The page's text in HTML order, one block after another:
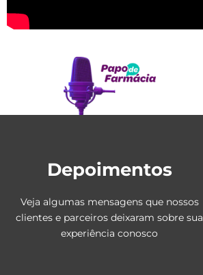
Depoimentos
Veja algumas mensagens que nossos
clientes e parceiros deixaram sobre sua
experiência conosco